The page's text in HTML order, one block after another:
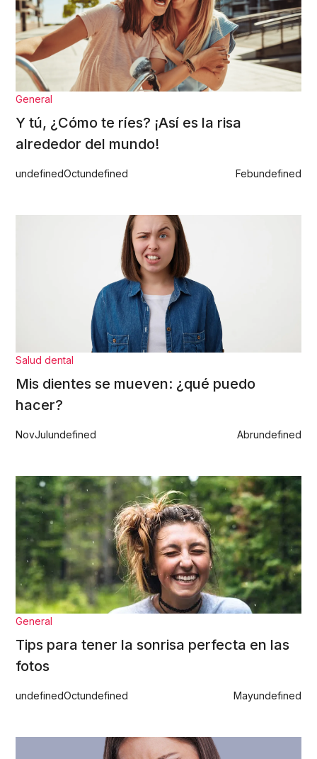
General
Y tú, ¿Cómo te ríes? ¡Así es la risa
alrededor del mundo!
undefinedOctundefined Febundefined
Salud dental
Mis dientes se mueven: ¿qué puedo
hacer?
NovJulundefined Abrundefined
General
Tips para tener la sonrisa perfecta en las
fotos
undefinedOctundefined Mayundefined